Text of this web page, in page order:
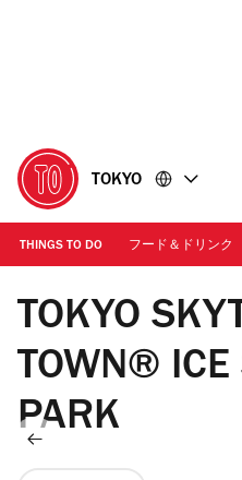
に
移
動
移
動
TOKYO
THINGS TO DO フード＆ドリンク
Photo: Tokyo Skytree Town
TOKYO
TOWN® ICE
PARK